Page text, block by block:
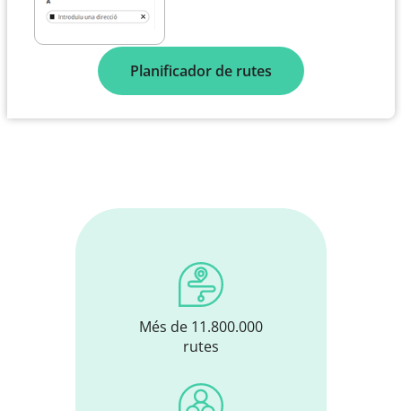
Planificador de rutes
Més de 11.800.000
rutes